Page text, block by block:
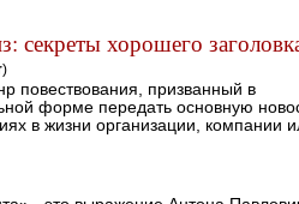
секреты хорошего
)
повествования, призванный в
форме передать основную
в жизни организации, компании